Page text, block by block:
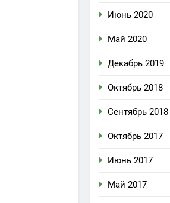
Июнь 2020
Май 2020
Декабрь 2019
Октябрь 2018
Сентябрь 2018
Октябрь 2017
Июнь 2017
Май 2017